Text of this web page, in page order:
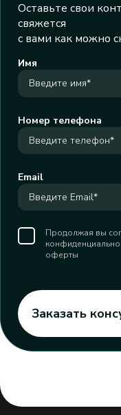
Оставьте свои
свяжется
с вами как можно
Имя
Номер телефона
Email
Продолжая вы
оферты
Заказать